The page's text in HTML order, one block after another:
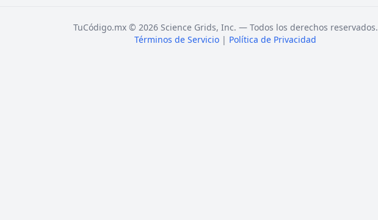
TuCódigo.mx © 2026 Science Grids, Inc. — Todos los derechos reservados.
Términos de Servicio | Política de Privacidad